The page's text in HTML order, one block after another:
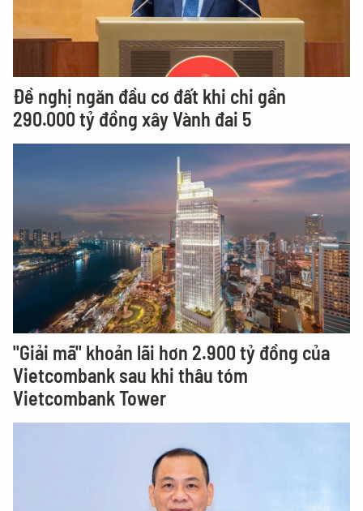
Đề nghị ngăn đầu cơ đất khi chi gần
290.000 tỷ đồng xây Vành đai 5
"Giải mã" khoản lãi hơn 2.900 tỷ đồng của
Vietcombank sau khi thâu tóm
Vietcombank Tower